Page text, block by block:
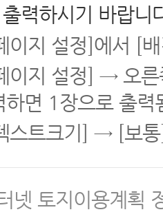
력하시기 바랍니
이지 설정]에서 [
이지 설정] → 오
면 1장으로 출력
스트크기] → [보
넷 토지이용계획